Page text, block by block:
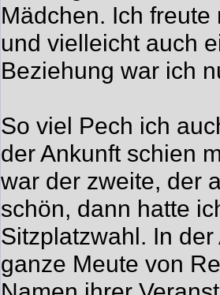
Mädchen. Ich
und vielleicht auch
Beziehung war ich
So viel Pech ich
der Ankunft schien
war der zweite, der
schön, dann hatte
Sitzplatzwahl. In
ganze Meute von